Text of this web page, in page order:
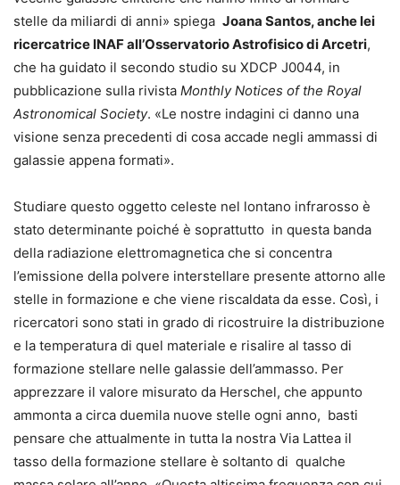
stelle da miliardi di anni» spiega Joana Santos, anche lei
ricercatrice INAF all’Osservatorio Astrofisico di Arcetri,
che ha guidato il secondo studio su XDCP J0044, in
pubblicazione sulla rivista Monthly Notices of the Royal
Astronomical Society. «Le nostre indagini ci danno una
visione senza precedenti di cosa accade negli ammassi di
galassie appena formati».
Studiare questo oggetto celeste nel lontano infrarosso è
stato determinante poiché è soprattutto in questa banda
della radiazione elettromagnetica che si concentra
l’emissione della polvere interstellare presente attorno alle
stelle in formazione e che viene riscaldata da esse. Così, i
ricercatori sono stati in grado di ricostruire la distribuzione
e la temperatura di quel materiale e risalire al tasso di
formazione stellare nelle galassie dell’ammasso. Per
apprezzare il valore misurato da Herschel, che appunto
ammonta a circa duemila nuove stelle ogni anno, basti
pensare che attualmente in tutta la nostra Via Lattea il
tasso della formazione stellare è soltanto di qualche